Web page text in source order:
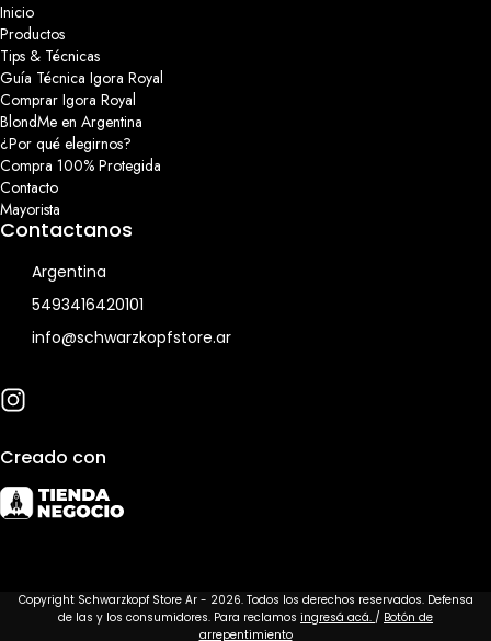
Inicio
Productos
Tips & Técnicas
Guía Técnica Igora Royal
Comprar Igora Royal
BlondMe en Argentina
¿Por qué elegirnos?
Compra 100% Protegida
Contacto
Mayorista
Contactanos
Argentina
5493416420101
info@schwarzkopfstore.ar
Creado con
Copyright Schwarzkopf Store Ar - 2026. Todos los derechos reservados. Defensa
de las y los consumidores. Para reclamos ingresá acá. / Botón de
arrepentimiento